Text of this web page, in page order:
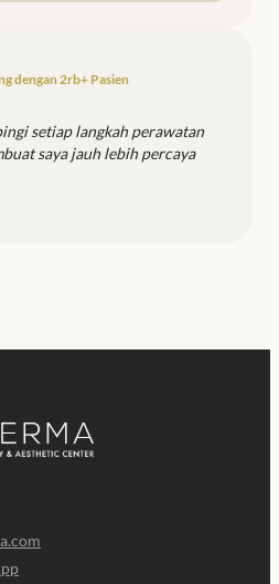
dengan 2rb+ Pasien
setiap langkah perawatan
saya jauh lebih percaya